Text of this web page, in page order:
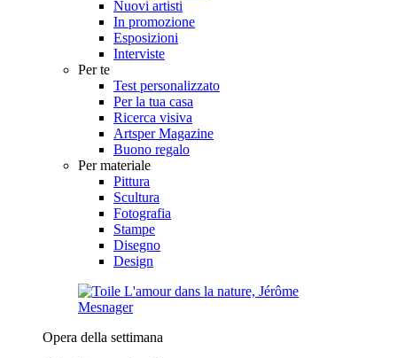
Nuovi artisti
In promozione
Esposizioni
Interviste
Per te
Test personalizzato
Per la tua casa
Ricerca visiva
Artsper Magazine
Buono regalo
Per materiale
Pittura
Scultura
Fotografia
Stampe
Disegno
Design
Opera della settimana